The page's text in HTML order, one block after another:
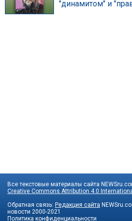
"динамитом" и
Все текстовые материалы сайта
Creative Commons Attribution 4.0
Обратная связь: Редакция сайта
новости 2000-2021
Политика конфиденциальности